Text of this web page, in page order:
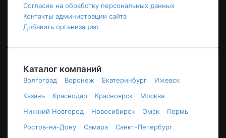
Согласие на обработку персональных данных
Контакты администрации сайта
Добавить организацию
Каталог компаний
Волгоград Воронеж Екатеринбург
Ижевск
Казань
Краснодар Красноярск
Москва
Нижний Новгород
Новосибирск Омск
Пермь
Ростов-на-Дону
Самара
Санкт-Петербург